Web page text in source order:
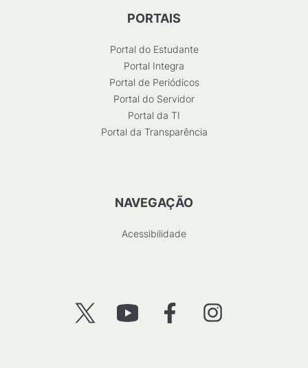
PORTAIS
Portal do Estudante
Portal Integra
Portal de Periódicos
Portal do Servidor
Portal da TI
Portal da Transparência
NAVEGAÇÃO
Acessibilidade